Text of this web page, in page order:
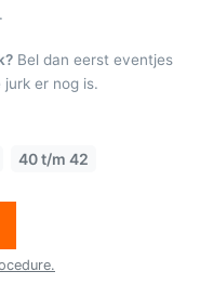
Bel dan eerst eventjes
er nog is.
40 t/m 42